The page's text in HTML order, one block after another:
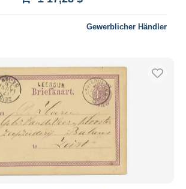
Gewerblicher Händler